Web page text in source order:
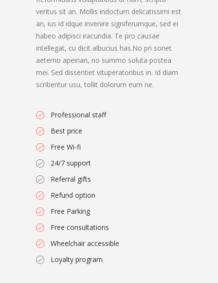
veritus sit an. Mollis indoctum delicatissimi est
an, ius id idque invenire signiferumque, sed ei
habeo adipisci iracundia. Te pro causae
intellegat, cu dicit albucius has.No pri sonet
aeterno apeirian, no summo soluta postea
mei. Sed dissentiet vituperatoribus in. Id diam
scribentur usu, tollit dolorum eum ne.
Professional staff
Best price
Free Wi-fi
24/7 support
Referral gifts
Refund option
Free Parking
Free consultations
Wheelchair accessible
Loyalty program